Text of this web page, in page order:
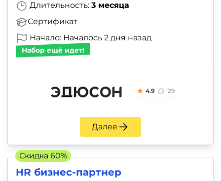
Длительность: 3 месяца
Сертификат
Начало: Началось 2 дня назад
Набор ещё идет!
4.9 129
Далее
HR бизнес-партнер
Скидка 60%